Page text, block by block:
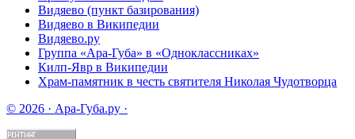
Видяево (пункт базирования)
Видяево в Википедии
Видяево.ру
Группа «Ара-Губа» в «Одноклассниках»
Килп-Явр в Википедии
Храм-памятник в честь святителя Николая Чудотворца
© 2026 · Ара-Губа.ру ·